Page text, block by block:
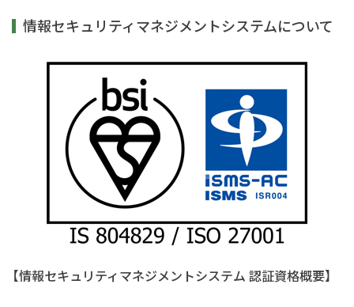
情報セキュリティマネジメントシステムについて
【情報セキュリティマネジメントシステム 認証資格概要】